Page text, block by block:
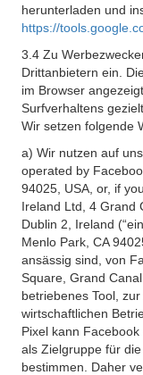
herunterladen und
https://
3.4 Zu
Drittanbietern ein.
im Browser
Surfverhaltens
Wir setzen folgende
a) Wir nutzen auf
operated by
94025, USA, or, if
Ireland Ltd, 4 Grand
Dublin 2, Ireland
Menlo Park, CA
ansässig sind, von
Square, Grand
betriebenes Tool,
wirtschaftlichen
Pixel kann
als Zielgruppe für
bestimmen. Daher